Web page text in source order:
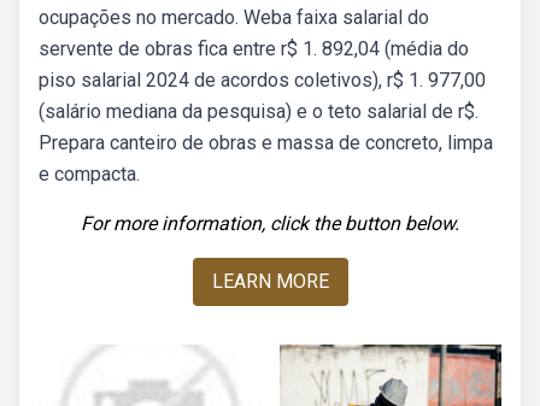
ocupações no mercado. Weba faixa salarial do
servente de obras fica entre r$ 1. 892,04 (média do
piso salarial 2024 de acordos coletivos), r$ 1. 977,00
(salário mediana da pesquisa) e o teto salarial de r$.
Prepara canteiro de obras e massa de concreto, limpa
e compacta.
For more information, click the button below.
LEARN MORE